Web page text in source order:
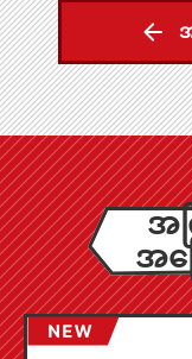
အ
အက